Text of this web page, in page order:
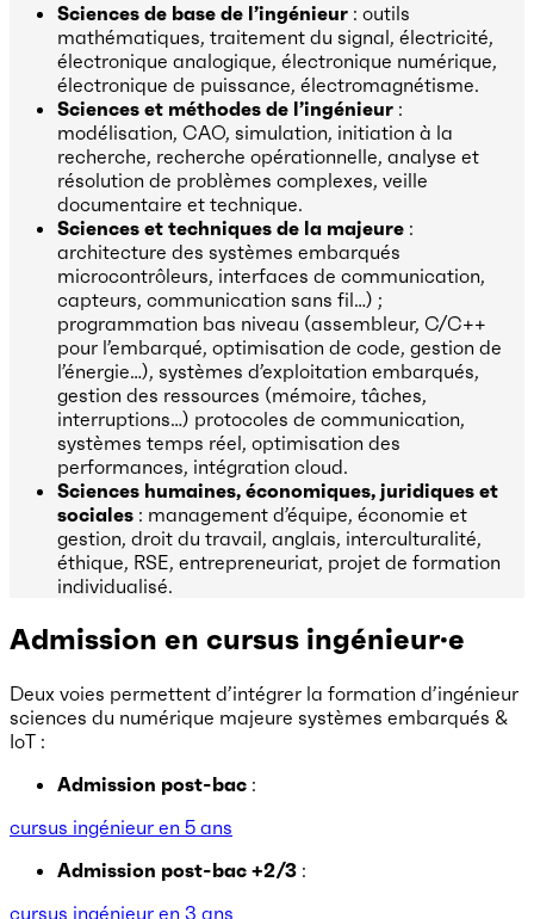
Sciences de base de l’ingénieur : outils
mathématiques, traitement du signal, électricité,
électronique analogique, électronique numérique,
électronique de puissance, électromagnétisme.
Sciences et méthodes de l’ingénieur :
modélisation, CAO, simulation, initiation à la
recherche, recherche opérationnelle, analyse et
résolution de problèmes complexes, veille
documentaire et technique.
Sciences et techniques de la majeure :
architecture des systèmes embarqués
microcontrôleurs, interfaces de communication,
capteurs, communication sans fil…) ;
programmation bas niveau (assembleur, C/C++
pour l’embarqué, optimisation de code, gestion de
l’énergie…), systèmes d’exploitation embarqués,
gestion des ressources (mémoire, tâches,
interruptions…) protocoles de communication,
systèmes temps réel, optimisation des
performances, intégration cloud.
Sciences humaines, économiques, juridiques et
sociales : management d’équipe, économie et
gestion, droit du travail, anglais, interculturalité,
éthique, RSE, entrepreneuriat, projet de formation
individualisé.
Admission en cursus ingénieur·e
Deux voies permettent d’intégrer la formation d’ingénieur
sciences du numérique majeure systèmes embarqués &
IoT :
Admission post-bac :
cursus ingénieur en 5 ans
Admission post-bac +2/3 :
cursus ingénieur en 3 ans